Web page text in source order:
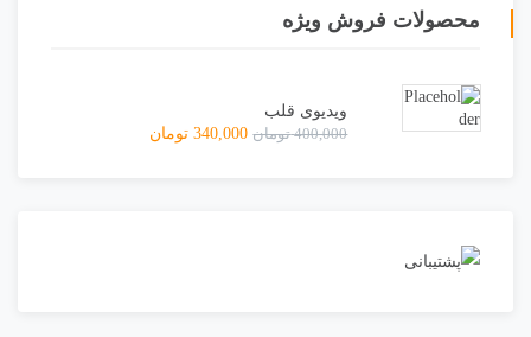
محصولات فروش ویژه
ویدیوی قلب
400,000 تومان 340,000 تومان